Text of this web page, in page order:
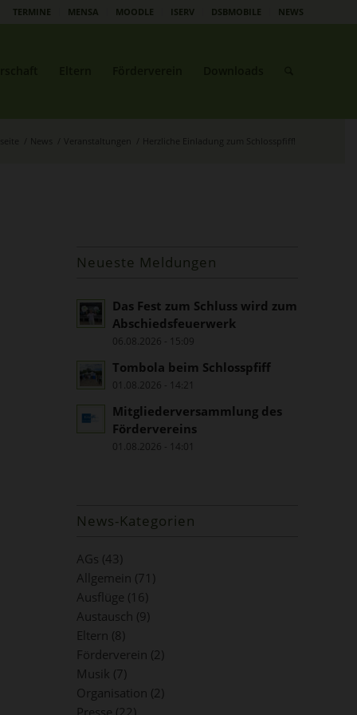
TERMINE MENSA MOODLE ISERV DSBMOBILE NEWS
News Veranstaltungen Herzliche Einladung zum Schlosspfiff!
Neueste Meldungen
Das Fest zum Schluss wird zum
Abschiedsfeuerwerk
06.08.2026 - 15:09
Tombola beim Schlosspfiff
01.08.2026 - 14:21
Mitgliederversammlung des
Fördervereins
01.08.2026 - 14:01
News-Kategorien
AGs (43)
Allgemein (71)
Ausflüge (16)
Austausch (9)
Eltern (8)
Förderverein (2)
Musik (7)
Organisation (2)
Presse (22)